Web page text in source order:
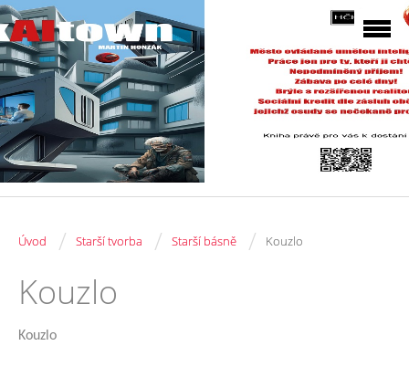
Úvod / Starší tvorba / Starší básně / Kouzlo
Kouzlo
Kouzlo